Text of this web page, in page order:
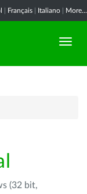
Français Italiano More...
(32 bit,